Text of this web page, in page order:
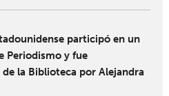
participó en un
Periodismo y fue
la Biblioteca por Alejandra